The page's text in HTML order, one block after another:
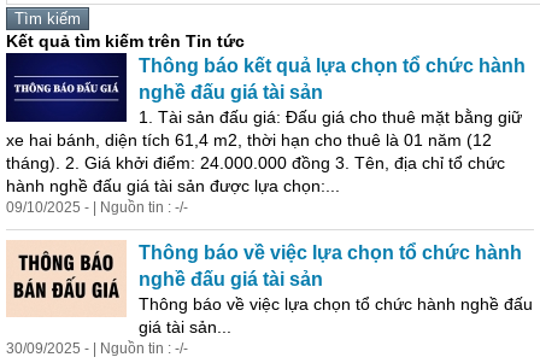
Kết quả tìm kiếm trên Tin tức
Thông báo kết quả lựa chọn tổ chức hành
nghề đấu giá tài sản
1. Tài sản đấu giá: Đấu giá cho thuê mặt bằng giữ
xe hai bánh, diện tích 61,4 m2, thời hạn cho thuê là 01 năm (12
tháng). 2. Giá khởi điểm: 24.000.000 đồng 3. Tên, địa chỉ tổ chức
hành nghề đấu giá tài sản được lựa chọn:...
09/10/2025 - | Nguồn tin : -/-
Thông báo về việc lựa chọn tổ chức hành
nghề đấu giá tài sản
Thông báo về việc lựa chọn tổ chức hành nghề đấu
giá tài sản...
30/09/2025 - | Nguồn tin : -/-